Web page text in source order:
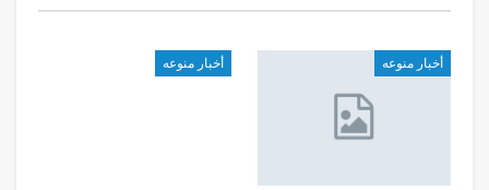
أخبار منوعه أخبار منوعه